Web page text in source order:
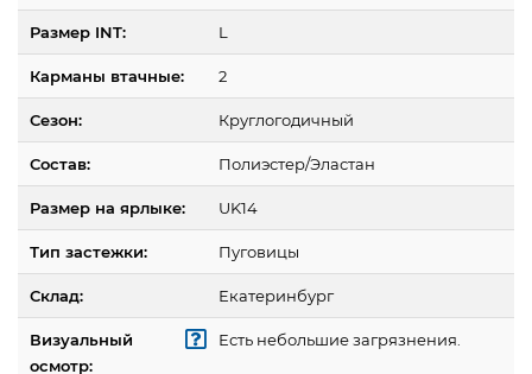
Размер INT: L
Карманы втачные: 2
Сезон: Круглогодичный
Состав: Полиэстер/Эластан
Размер на ярлыке: UK14
Тип застежки: Пуговицы
Склад: Екатеринбург
Визуальный
осмотр:
Есть небольшие загрязнения.